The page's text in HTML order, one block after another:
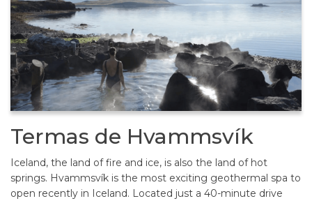
Termas de Hvammsvík
Iceland, the land of fire and ice, is also the land of hot
springs. Hvammsvík is the most exciting geothermal spa to
open recently in Iceland. Located just a 40-minute drive